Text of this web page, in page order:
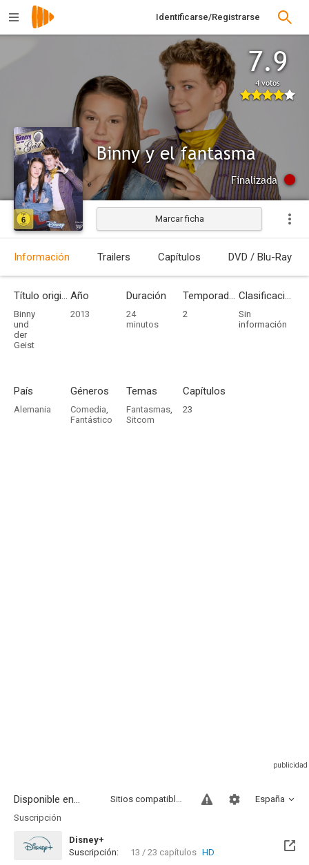
Identificarse/Registrarse
7.9
4 votos
Binny y el fantasma
Finalizada
Marcar ficha
Información Trailers Capítulos DVD / Blu-Ray
Título original
Binny
und
der
Geist
Año
2013
Duración
24
minutos
Temporadas
2
Clasificación por edades
Sin
información
País
Alemania
Géneros
Comedia,
Fantástico
Temas
Fantasmas,
Sitcom
Capítulos
23
Disponible en... España
Sitios compatibles
Suscripción
Disney+
Suscripción:
13 / 23 capítulos HD